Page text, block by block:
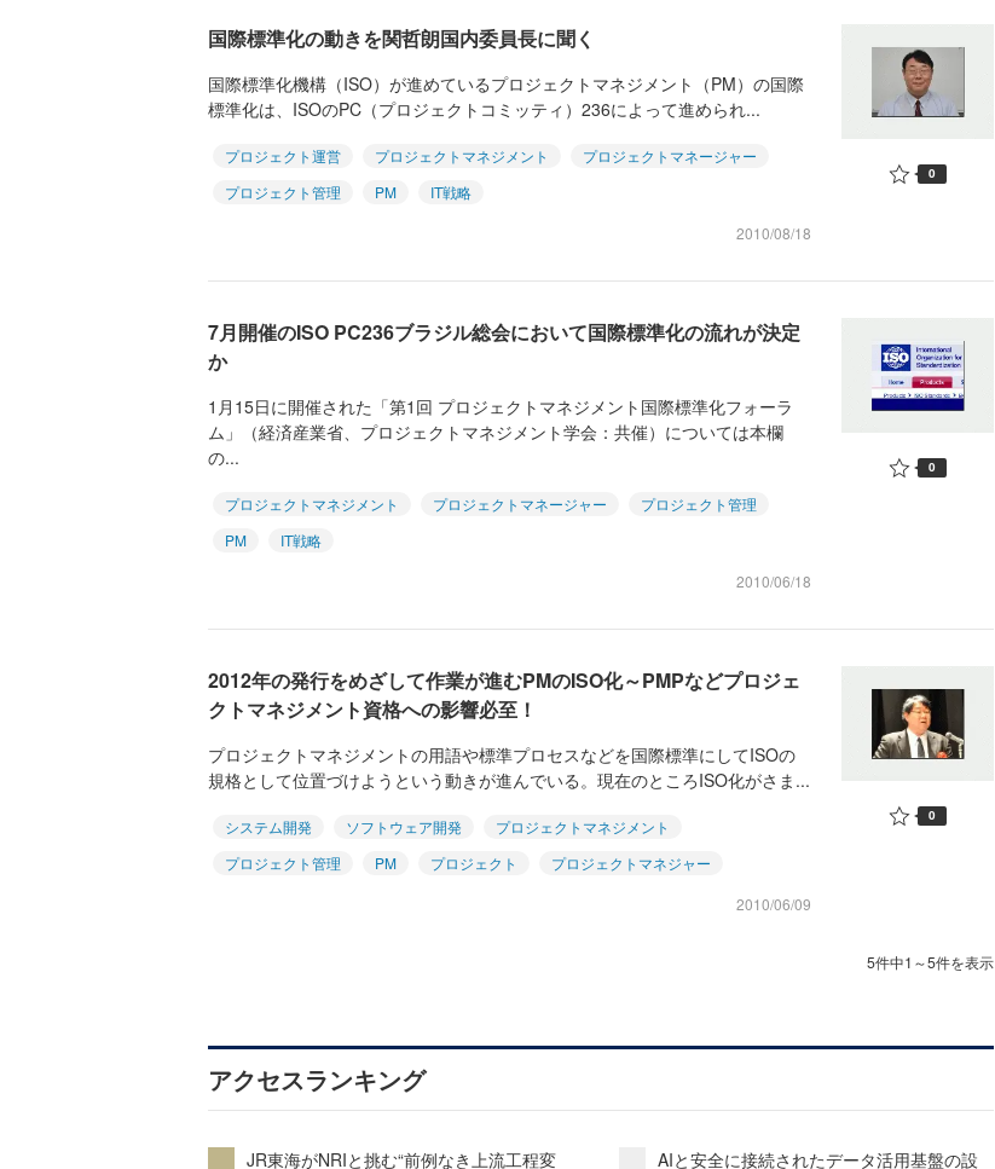
国際標準化の動きを関哲朗国内委員長に聞く
国際標準化機構（ISO）が進めているプロジェクトマネジメント（PM）の国際
標準化は、ISOのPC（プロジェクトコミッティ）236によって進められ...
プロジェクト運営 プロジェクトマネジメント
プロジェクトマネージャー
プロジェクト管理
PM
IT戦略
2010/08/18
0
7月開催のISO PC236ブラジル総会において国際標準化の流れが決定
か
1月15日に開催された「第1回 プロジェクトマネジメント国際標準化フォーラ
ム」（経済産業省、プロジェクトマネジメント学会：共催）については本欄
の...
プロジェクトマネジメント プロジェクトマネージャー
プロジェクト管理
PM
IT戦略
2010/06/18
0
2012年の発行をめざして作業が進むPMのISO化～PMPなどプロジェ
クトマネジメント資格への影響必至！
プロジェクトマネジメントの用語や標準プロセスなどを国際標準にしてISOの
規格として位置づけようという動きが進んでいる。現在のところISO化がさま...
システム開発 ソフトウェア開発
プロジェクトマネジメント
プロジェクト管理
PM プロジェクト
プロジェクトマネジャー
2010/06/09
0
5件中1～5件を表示
アクセスランキング
JR東海がNRIと挑む“前例なき上流工程変
AIと安全に接続されたデータ活用基盤の設